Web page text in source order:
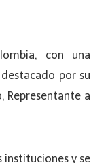
con una
por su
Representante a
instituciones y se